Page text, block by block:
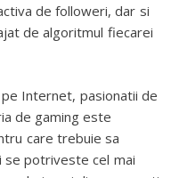
de followeri, dar si
de algoritmul fiecarei
Internet, pasionatii de
de gaming este
care trebuie sa
potriveste cel mai